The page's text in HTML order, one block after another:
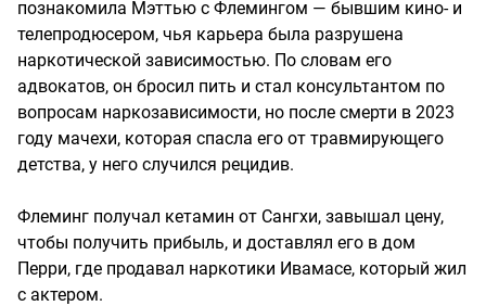
познакомила Мэттью с Флемингом — бывшим кино- и
телепродюсером, чья карьера была разрушена
наркотической зависимостью. По словам его
адвокатов, он бросил пить и стал консультантом по
вопросам наркозависимости, но после смерти в 2023
году мачехи, которая спасла его от травмирующего
детства, у него случился рецидив.
Флеминг получал кетамин от Сангхи, завышал цену,
чтобы получить прибыль, и доставлял его в дом
Перри, где продавал наркотики Ивамасе, который жил
с актером.